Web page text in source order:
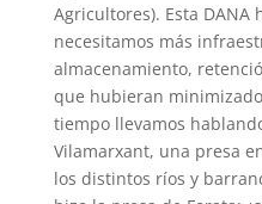
Agricultores). Esta DANA
necesitamos más
almacenamiento,
que hubieran
tiempo llevamos
Vilamarxant, una presa
los distintos ríos y